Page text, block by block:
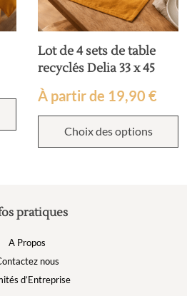
Lot de 4 sets de table
recyclés Delia 33 x 45
À partir de 19,90 €
Choix des options
pratiques
A Propos
nous
d’Entreprise